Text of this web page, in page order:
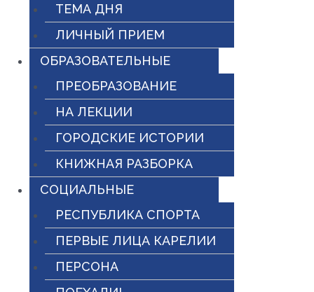
ТЕМА ДНЯ
ЛИЧНЫЙ ПРИЕМ
ОБРАЗОВАТЕЛЬНЫЕ
ПРЕОБРАЗОВАНИЕ
НА ЛЕКЦИИ
ГОРОДСКИЕ ИСТОРИИ
КНИЖНАЯ РАЗБОРКА
СОЦИАЛЬНЫЕ
РЕСПУБЛИКА СПОРТА
ПЕРВЫЕ ЛИЦА КАРЕЛИИ
ПЕРСОНА